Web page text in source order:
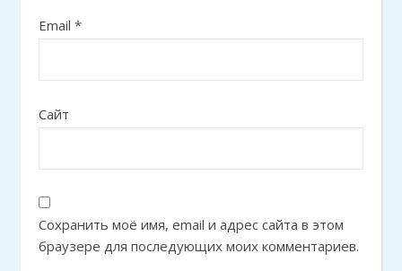
Email *
Сайт
Сохранить моё имя, email и адрес сайта в этом
браузере для последующих моих комментариев.